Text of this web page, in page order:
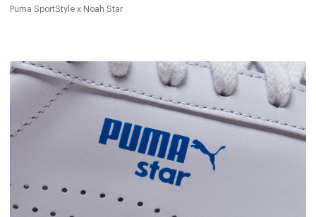
Puma SportStyle x Noah Star